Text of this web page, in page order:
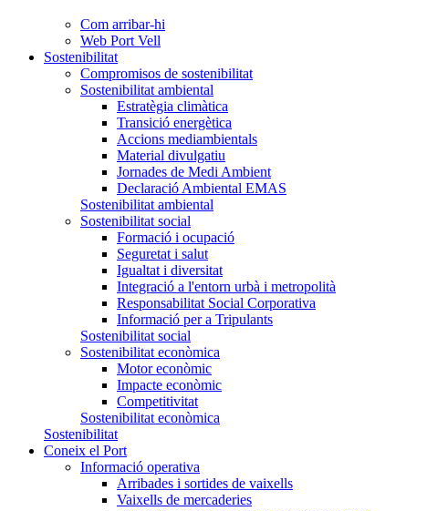
Com arribar-hi
Web Port Vell
Sostenibilitat
Compromisos de sostenibilitat
Sostenibilitat ambiental
Estratègia climàtica
Transició energètica
Accions mediambientals
Material divulgatiu
Jornades de Medi Ambient
Declaració Ambiental EMAS
Sostenibilitat ambiental
Sostenibilitat social
Formació i ocupació
Seguretat i salut
Igualtat i diversitat
Integració a l'entorn urbà i metropolità
Responsabilitat Social Corporativa
Informació per a Tripulants
Sostenibilitat social
Sostenibilitat econòmica
Motor econòmic
Impacte econòmic
Competitivitat
Sostenibilitat econòmica
Sostenibilitat
Coneix el Port
Informació operativa
Arribades i sortides de vaixells
Vaixells de mercaderies